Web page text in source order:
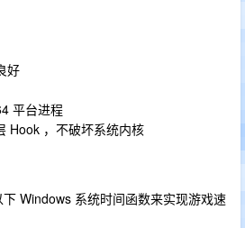
好
平台进程
Hook ，不破坏系统内核
Windows 系统时间函数来实现游戏速